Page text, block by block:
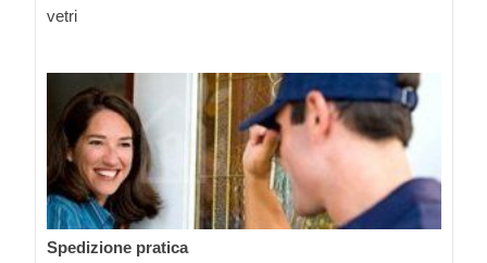
vetri
Spedizione pratica